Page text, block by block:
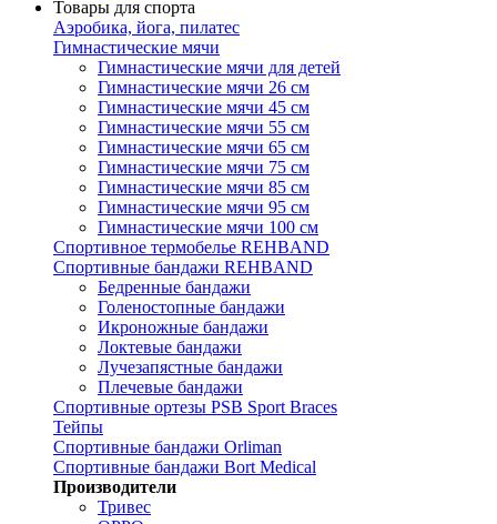
Товары для спорта
Аэробика, йога, пилатес
Гимнастические мячи
Гимнастические мячи для детей
Гимнастические мячи 26 см
Гимнастические мячи 45 см
Гимнастические мячи 55 см
Гимнастические мячи 65 см
Гимнастические мячи 75 см
Гимнастические мячи 85 см
Гимнастические мячи 95 см
Гимнастические мячи 100 см
Спортивное термобелье REHBAND
Спортивные бандажи REHBAND
Бедренные бандажи
Голеностопные бандажи
Икроножные бандажи
Локтевые бандажи
Лучезапястные бандажи
Плечевые бандажи
Спортивные ортезы PSB Sport Braces
Тейпы
Спортивные бандажи Orliman
Спортивные бандажи Bort Medical
Производители
Тривес